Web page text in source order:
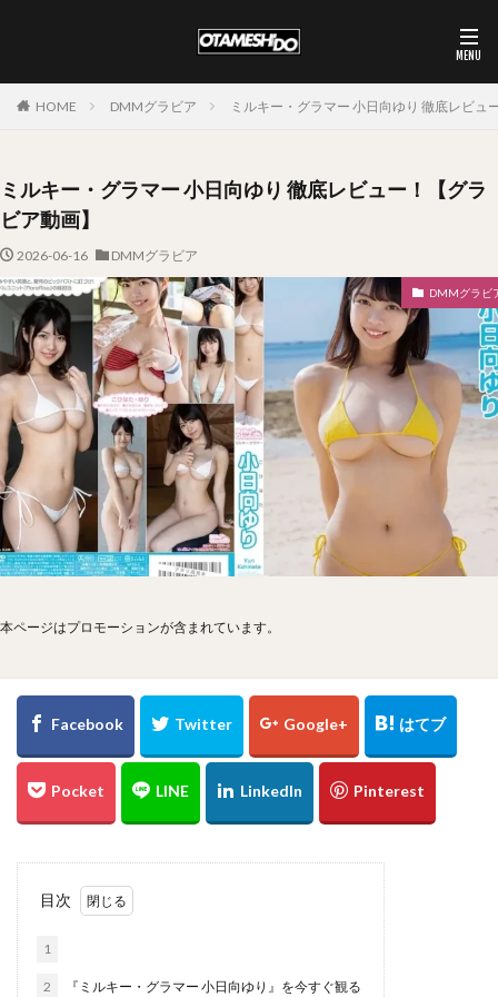
HOME DMMグラビア ミルキー・グラマー 小日向ゆり 徹底レビュ
ミルキー・グラマー 小日向ゆり 徹底レビュー！【グラ
ビア動画】
2026-06-16 DMMグラビア
DMMグラビ
本ページはプロモーションが含まれています。
目次
1
2 『ミルキー・グラマー 小日向ゆり』を今すぐ観る